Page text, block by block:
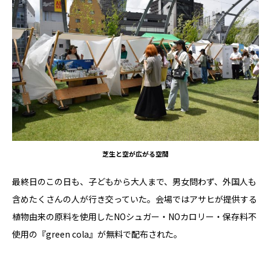
芝生と空が広がる空間
最終日のこの日も、子どもから大人まで、男女問わず、外国人も
含めたくさんの人が行き交っていた。会場ではアサヒが提供する
植物由来の原料を使用したNOシュガー・NOカロリー・保存料不
使用の『green cola』が無料で配布された。